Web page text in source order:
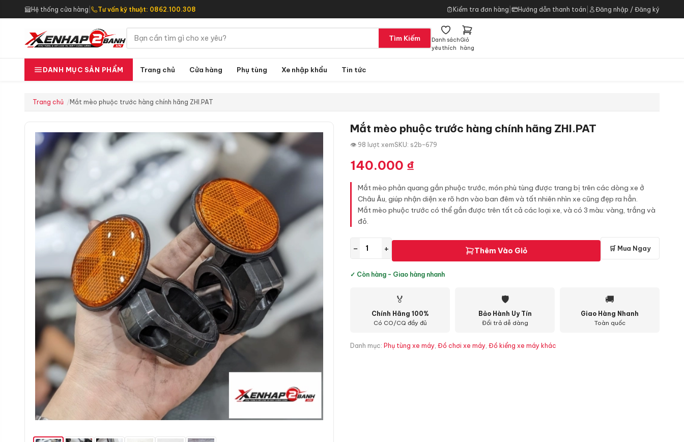
Hệ thống cửa hàng Tư vấn kỹ thuật: 0862.100.308 Kiểm tra đơn hàng Hướng dẫn thanh toán Đăng nhập / Đăng ký
Tìm Kiếm
Danh sách
yêu thích
Giỏ
hàng
DANH MỤC SẢN PHẨM Trang chủ Cửa hàng Phụ tùng Xe nhập khẩu Tin tức
Trang chủ Mắt mèo phuộc trước hàng chính hãng ZHI.PAT
Mắt mèo phuộc trước hàng chính hãng ZHI.PAT
👁 98 lượt xemSKU: s2b-679
140.000 ₫
Mắt mèo phản quang gắn phuộc trước, món phù tùng được trang bị trên các dòng xe ở
Châu Âu, giúp nhận diện xe rõ hơn vào ban đêm và tất nhiên nhìn xe cũng đẹp ra hẳn.
Mắt mèo phuộc trước có thể gắn được trên tất cả các loại xe, và có 3 màu: vàng, trắng và
đỏ.
− + Thêm Vào Giỏ 🛒 Mua Ngay
✓ Còn hàng - Giao hàng nhanh
🏅
Chính Hãng 100%
Có CO/CQ đầy đủ
🛡
Bảo Hành Uy Tín
Đổi trả dễ dàng
🚚
Giao Hàng Nhanh
Toàn quốc
Danh mục: Phụ tùng xe máy, Đồ chơi xe máy, Đồ kiểng xe máy khác